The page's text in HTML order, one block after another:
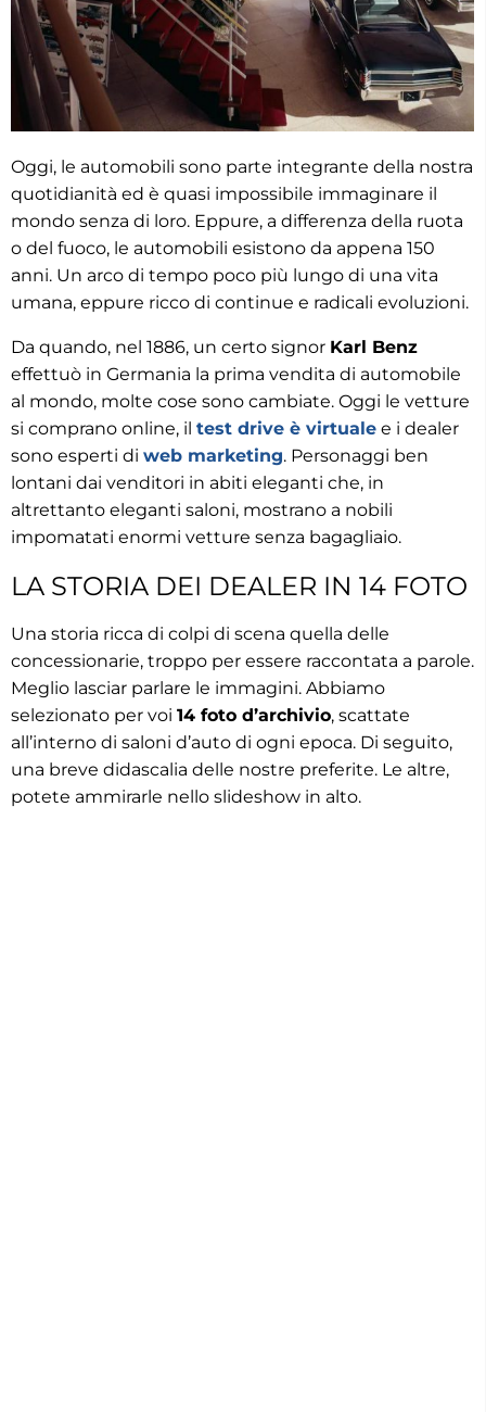
Oggi, le automobili sono parte integrante della nostra
quotidianità ed è quasi impossibile immaginare il
mondo senza di loro. Eppure, a differenza della ruota
o del fuoco, le automobili esistono da appena 150
anni. Un arco di tempo poco più lungo di una vita
umana, eppure ricco di continue e radicali evoluzioni.
Da quando, nel 1886, un certo signor Karl Benz
effettuò in Germania la prima vendita di automobile
al mondo, molte cose sono cambiate. Oggi le vetture
si comprano online, il test drive è virtuale e i dealer
sono esperti di web marketing. Personaggi ben
lontani dai venditori in abiti eleganti che, in
altrettanto eleganti saloni, mostrano a nobili
impomatati enormi vetture senza bagagliaio.
LA STORIA DEI DEALER IN 14 FOTO
Una storia ricca di colpi di scena quella delle
concessionarie, troppo per essere raccontata a parole.
Meglio lasciar parlare le immagini. Abbiamo
selezionato per voi 14 foto d’archivio, scattate
all’interno di saloni d’auto di ogni epoca. Di seguito,
una breve didascalia delle nostre preferite. Le altre,
potete ammirarle nello slideshow in alto.